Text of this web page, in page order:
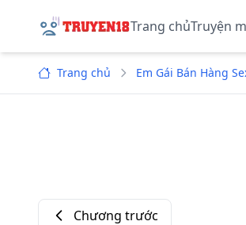
Trang chủTruyện
Trang chủ Em Gái Bán Hàng
Chương trước